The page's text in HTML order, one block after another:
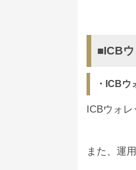
■ICB
・ICB
ICBウォレ
また、運